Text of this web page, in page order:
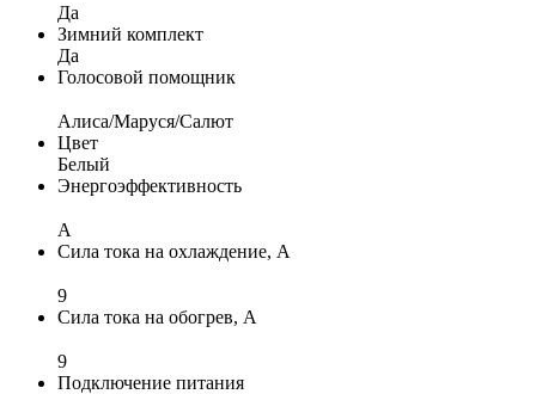
Да
Зимний комплект
Да
Голосовой помощник
Алиса/Маруся/Салют
Цвет
Белый
Энергоэффективность
A
Сила тока на охлаждение, А
9
Сила тока на обогрев, А
9
Подключение питания